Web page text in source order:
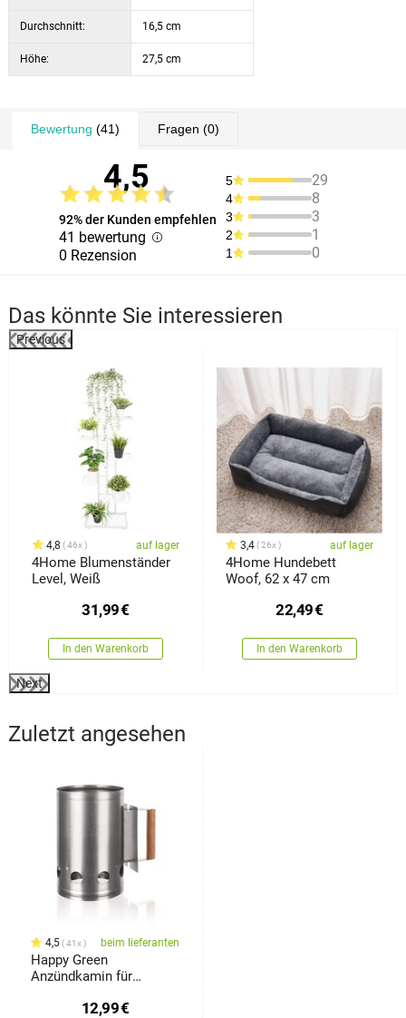
Durchschnitt: 16,5 cm
Höhe: 27,5 cm
Bewertung (41) Fragen (0)
4,5
92% der Kunden empfehlen
41 bewertung
0 Rezension
5 29
4 8
3 3
2 1
1 0
Das könnte Sie interessieren
Previous
4,8 46x auf lager
4Home Blumenständer
Level, Weiß
31,99€
In den Warenkorb
3,4 26x auf lager
4Home Hundebett
Woof, 62 x 47 cm
22,49€
In den Warenkorb
Next
Zuletzt angesehen
4,5 41x beim lieferanten
Happy Green
Anzündkamin für
12,99€